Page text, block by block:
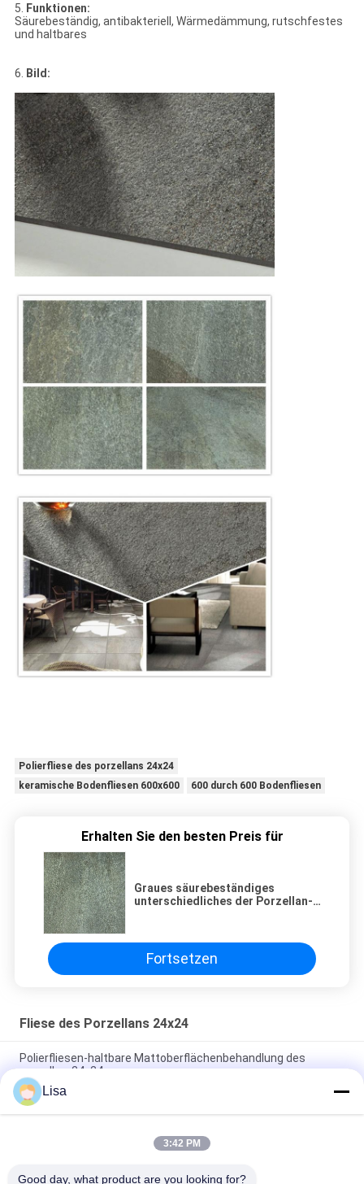
5. Funktionen:
Säurebeständig, antibakteriell, Wärmedämmung, rutschfestes
und haltbares
6. Bild:
Polierfliese des porzellans 24x24
keramische Bodenfliesen 600x600
600 durch 600 Bodenfliesen
Erhalten Sie den besten Preis für
Graues säurebeständiges
unterschiedliches der Porzellan-
Fortsetzen
Fliese des Porzellans 24x24
Polierfliesen-haltbare Mattoberflächenbehandlung des
porzellan-24x24
Porzellan-Fliesen-/Sandstein-Porzellan-Bodenfliesen 600*600
Millimeter des Sandstein-24x24
Gelbe Unglazed Porzellan-Fliese für blinde warnende
Lisa
3:42 PM
Good day, what product are you looking for?